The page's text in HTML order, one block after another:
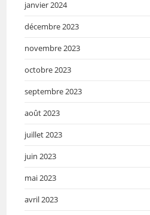
janvier 2024
décembre 2023
novembre 2023
octobre 2023
septembre 2023
août 2023
juillet 2023
juin 2023
mai 2023
avril 2023